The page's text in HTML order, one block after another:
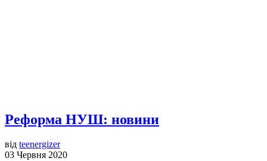
Реформа НУШ: новини
від teenergizer
03 Червня 2020